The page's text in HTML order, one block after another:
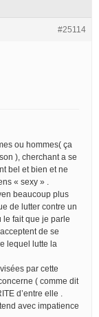
#25114
ou hommes( ça
), cherchant a se
bel et bien et ne
« sexy » .
beaucoup plus
de lutter contre un
le fait que je parle
de se
lequel lutte la
par cette
( comme dit
d’entre elle .
avec impatience